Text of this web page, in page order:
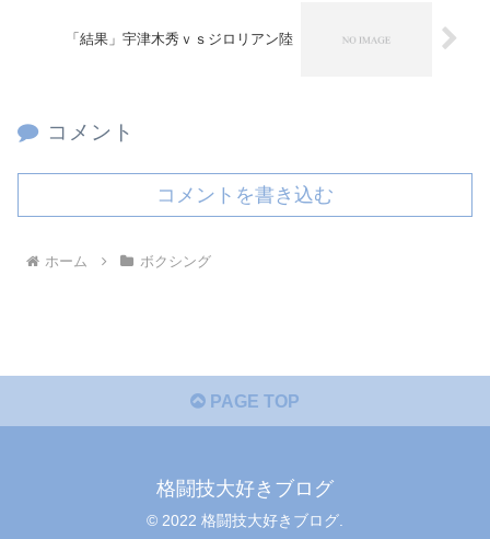
「結果」宇津木秀ｖｓジロリアン陸
コメント
コメントを書き込む
ホーム ボクシング
PAGE TOP
格闘技大好きブログ
© 2022 格闘技大好きブログ.